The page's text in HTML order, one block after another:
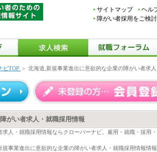
サイトマップ ヘル
障がい者採用をご検
ビTOP > 北海道,新規事業進出に意欲的な企業の障がい者求
がい者求人・就職採用情報
人・就職採用情報ならクローバーナビ。雇用・就職・採用
規事業進出に意欲的な企業の障がい者求人・就職採用情報情